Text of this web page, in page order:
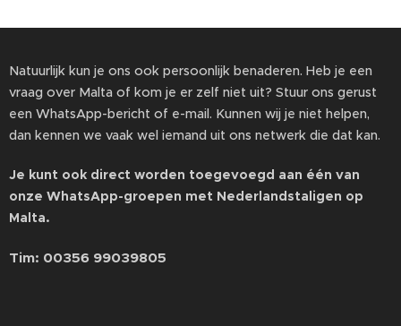
Natuurlijk kun je ons ook persoonlijk benaderen. Heb je een
vraag over Malta of kom je er zelf niet uit? Stuur ons gerust
een WhatsApp-bericht of e-mail. Kunnen wij je niet helpen,
dan kennen we vaak wel iemand uit ons netwerk die dat kan.
Je kunt ook direct worden toegevoegd aan één van
onze WhatsApp-groepen met Nederlandstaligen op
Malta.
Tim: 00356 99039805